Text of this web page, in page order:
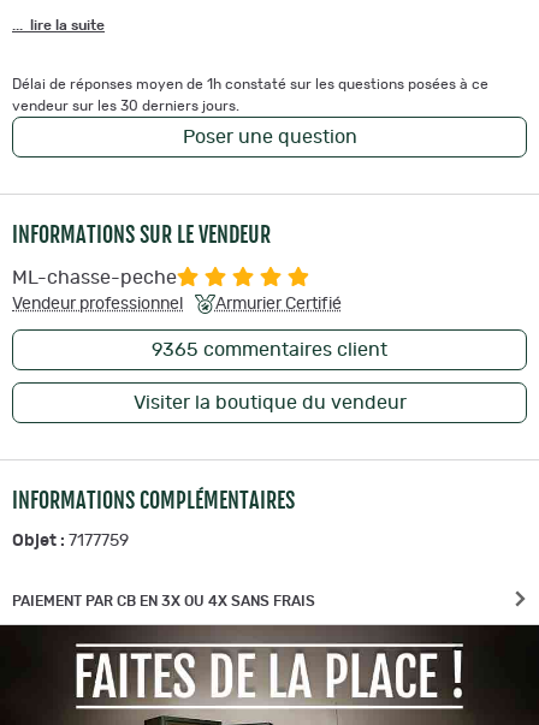
... lire la suite
Délai de réponses moyen de 1h constaté sur les questions posées à ce
vendeur sur les 30 derniers jours.
Poser une question
INFORMATIONS SUR LE VENDEUR
ML-chasse-peche
Vendeur professionnel Armurier Certifié
9365 commentaires client
Visiter la boutique du vendeur
INFORMATIONS COMPLÉMENTAIRES
Objet : 7177759
PAIEMENT PAR CB EN 3X OU 4X SANS FRAIS